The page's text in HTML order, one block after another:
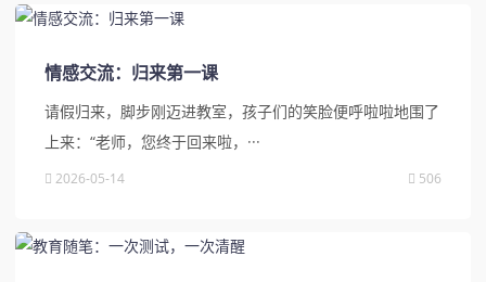
情感交流：归来第一课
请假归来，脚步刚迈进教室，孩子们的笑脸便呼啦啦地围了
上来：“老师，您终于回来啦，···
2026-05-14 506